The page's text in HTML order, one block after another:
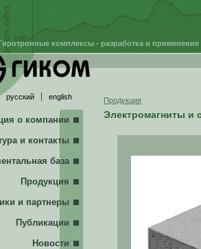
комплексы - разработка и применение
русский english
о компании
и контакты
база
Продукция
и партнеры
Публикации
Новости
Продукция
Электромагниты и